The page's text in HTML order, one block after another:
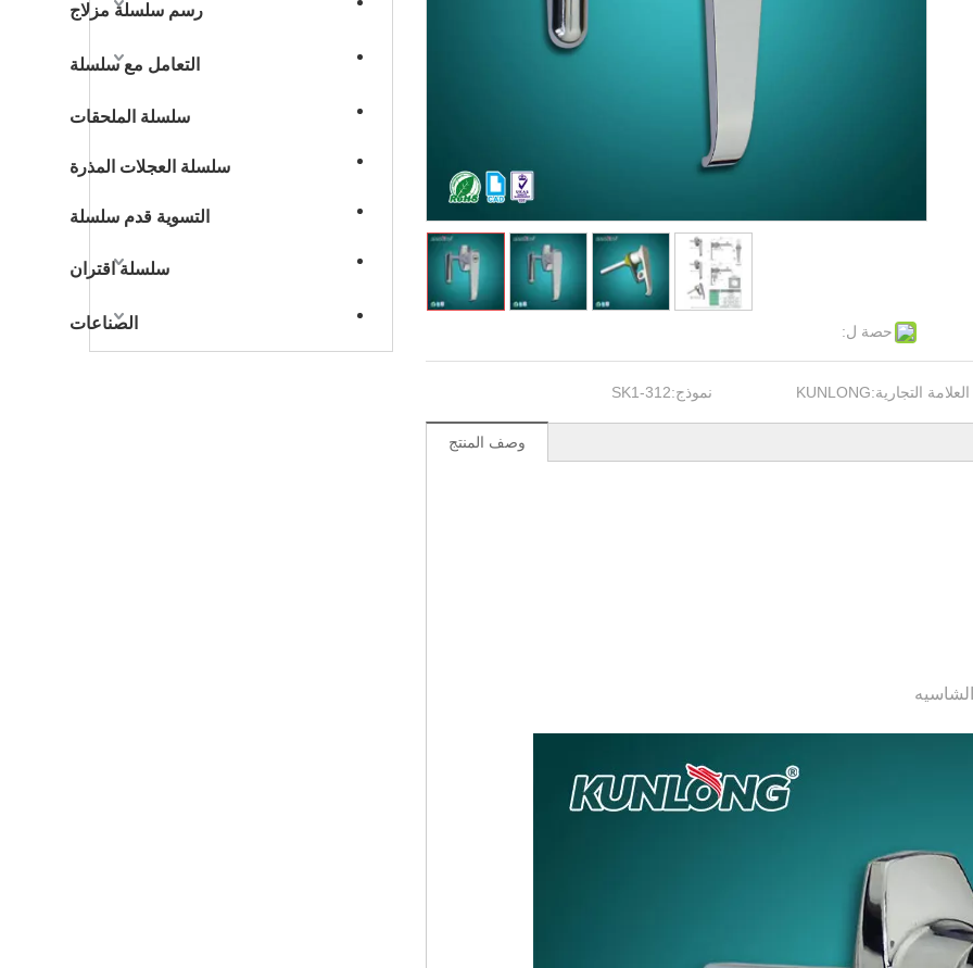
رسم سلسلة مزلاج
التعامل مع سلسلة
سلسلة الملحقات
سلسلة العجلات المذرة
التسوية قدم سلسلة
سلسلة اقتران
الصناعات حصة ل:
نموذج:SK1-312 العلامة التجارية:KUNLONG
وصف المنتج